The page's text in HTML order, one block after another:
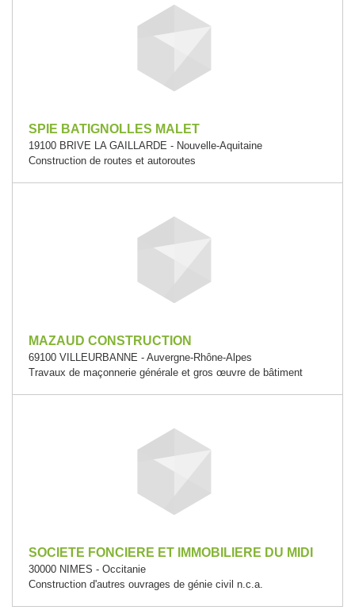
SPIE BATIGNOLLES MALET
19100 BRIVE LA GAILLARDE - Nouvelle-Aquitaine
Construction de routes et autoroutes
MAZAUD CONSTRUCTION
69100 VILLEURBANNE - Auvergne-Rhône-Alpes
Travaux de maçonnerie générale et gros œuvre de bâtiment
SOCIETE FONCIERE ET IMMOBILIERE DU MIDI
30000 NIMES - Occitanie
Construction d'autres ouvrages de génie civil n.c.a.